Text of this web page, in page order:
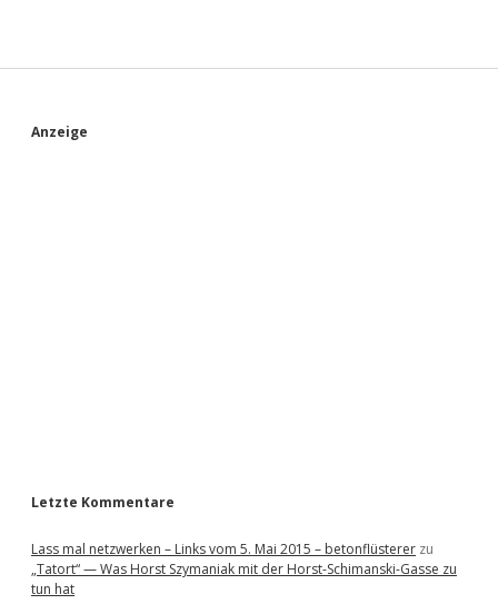
S
Anzeige
Letzte Kommentare
Lass mal netzwerken – Links vom 5. Mai 2015 – betonflüsterer zu
„Tatort“ — Was Horst Szymaniak mit der Horst-Schimanski-Gasse zu
tun hat